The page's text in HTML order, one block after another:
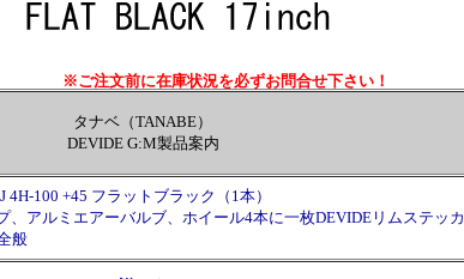
※ご注文前に在庫状況を必ずお問合せ下さい！
タナベ（TANABE）
DEVIDE G:M製品案内
4H-100 +45 フラットブラック（1本）
、アルミエアーバルブ、ホイール4本に一枚DEVIDEリムステッカ
般